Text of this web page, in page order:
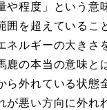
や程度」という意
囲を超えているこ
ネルギーの大きさ
鹿の本当の意味と
ら外れている状態
が悪い方向に外れ